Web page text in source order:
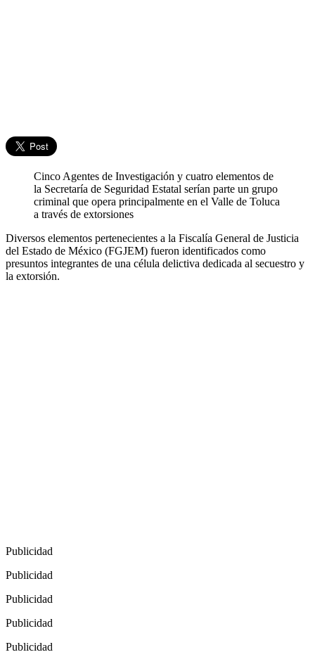
Cinco Agentes de Investigación y cuatro elementos de
la Secretaría de Seguridad Estatal serían parte un grupo
criminal que opera principalmente en el Valle de Toluca
a través de extorsiones
Diversos elementos pertenecientes a la Fiscalía General de Justicia
del Estado de México (FGJEM) fueron identificados como
presuntos integrantes de una célula delictiva dedicada al secuestro y
la extorsión.
Publicidad
Publicidad
Publicidad
Publicidad
Publicidad